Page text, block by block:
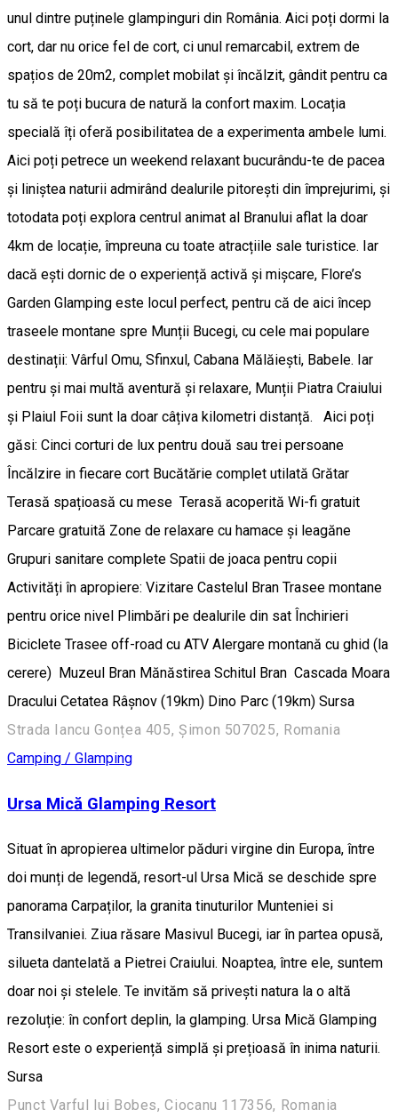
unul dintre puținele glampinguri din România. Aici poți dormi la
cort, dar nu orice fel de cort, ci unul remarcabil, extrem de
spațios de 20m2, complet mobilat și încălzit, gândit pentru ca
tu să te poți bucura de natură la confort maxim. Locația
specială îți oferă posibilitatea de a experimenta ambele lumi.
Aici poți petrece un weekend relaxant bucurându-te de pacea
și liniștea naturii admirând dealurile pitorești din împrejurimi, și
totodata poți explora centrul animat al Branului aflat la doar
4km de locație, împreuna cu toate atracțiile sale turistice. Iar
dacă ești dornic de o experiență activă și mișcare, Flore’s
Garden Glamping este locul perfect, pentru că de aici încep
traseele montane spre Munții Bucegi, cu cele mai populare
destinații: Vârful Omu, Sfinxul, Cabana Mălăiești, Babele. Iar
pentru și mai multă aventură și relaxare, Munții Piatra Craiului
și Plaiul Foii sunt la doar câțiva kilometri distanță. Aici poți
găsi: Cinci corturi de lux pentru două sau trei persoane
Încălzire in fiecare cort Bucătărie complet utilată Grătar
Terasă spațioasă cu mese Terasă acoperită Wi-fi gratuit
Parcare gratuită Zone de relaxare cu hamace și leagăne
Grupuri sanitare complete Spatii de joaca pentru copii
Activități în apropiere: Vizitare Castelul Bran Trasee montane
pentru orice nivel Plimbări pe dealurile din sat Închirieri
Biciclete Trasee off-road cu ATV Alergare montană cu ghid (la
cerere) Muzeul Bran Mănăstirea Schitul Bran Cascada Moara
Dracului Cetatea Râșnov (19km) Dino Parc (19km) Sursa
Strada Iancu Gonțea 405, Șimon 507025, Romania
Camping / Glamping
Ursa Mică Glamping Resort
Situat în apropierea ultimelor păduri virgine din Europa, între
doi munți de legendă, resort-ul Ursa Mică se deschide spre
panorama Carpaților, la granita tinuturilor Munteniei si
Transilvaniei. Ziua răsare Masivul Bucegi, iar în partea opusă,
silueta dantelată a Pietrei Craiului. Noaptea, între ele, suntem
doar noi și stelele. Te invităm să privești natura la o altă
rezoluție: în confort deplin, la glamping. Ursa Mică Glamping
Resort este o experiență simplă și prețioasă în inima naturii.
Sursa
Punct Varful lui Bobes, Ciocanu 117356, Romania